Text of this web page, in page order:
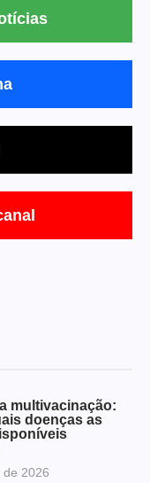
multivacinação:
doenças as
de 2026